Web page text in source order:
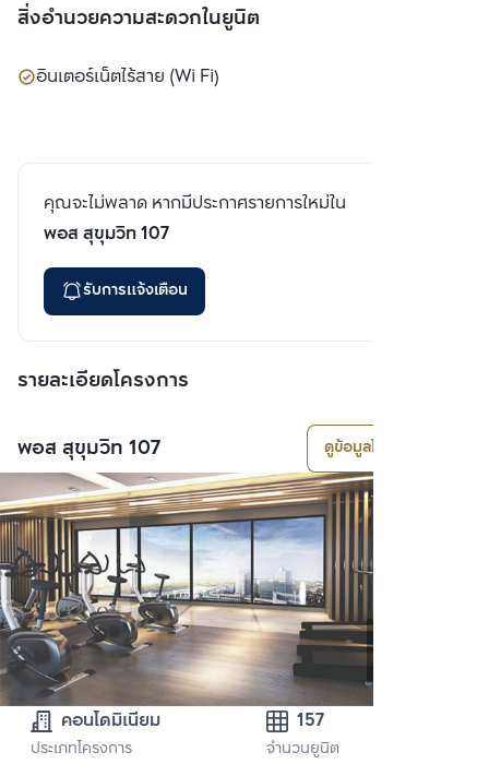
สิ่งอำนวยความสะดวกในยูนิต
อินเตอร์เน็ตไร้สาย (Wi Fi)
คุณจะไม่พลาด หากมีประกาศรายการใหม่ใน
พอส สุขุมวิท 107
รับการแจ้งเตือน
รายละเอียดโครงการ
พอส สุขุมวิท 107 ดูข้อมูลโครงการ
คอนโดมิเนียม
ประเภทโครงการ
157
จำนวนยูนิต